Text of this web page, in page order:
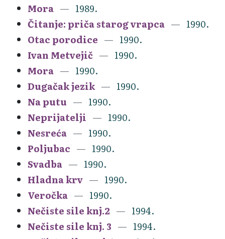
Mora
1989.
Čitanje: priča starog vrapca
1990.
Otac porodice
1990.
Ivan Metvejič
1990.
Mora
1990.
Dugačak jezik
1990.
Na putu
1990.
Neprijatelji
1990.
Nesreća
1990.
Poljubac
1990.
Svadba
1990.
Hladna krv
1990.
Veročka
1990.
Nečiste sile knj.2
1994.
Nečiste sile knj. 3
1994.